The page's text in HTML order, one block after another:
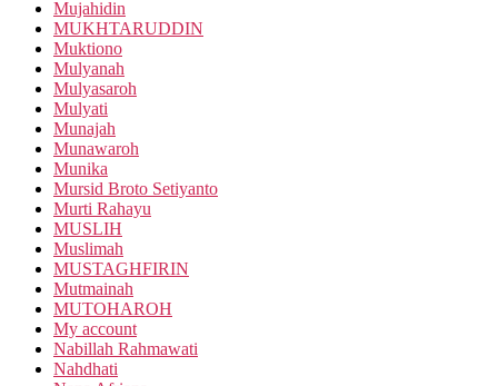
Mujahidin
MUKHTARUDDIN
Muktiono
Mulyanah
Mulyasaroh
Mulyati
Munajah
Munawaroh
Munika
Mursid Broto Setiyanto
Murti Rahayu
MUSLIH
Muslimah
MUSTAGHFIRIN
Mutmainah
MUTOHAROH
My account
Nabillah Rahmawati
Nahdhati